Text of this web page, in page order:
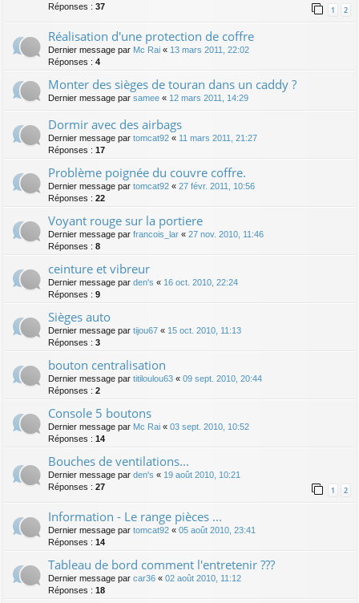
Réponses : 37 1 2
Réalisation d'une protection de coffre
Dernier message par Mc Rai « 13 mars 2011, 22:02
Réponses : 4
Monter des sièges de touran dans un caddy ?
Dernier message par samee « 12 mars 2011, 14:29
Dormir avec des airbags
Dernier message par tomcat92 « 11 mars 2011, 21:27
Réponses : 17
Problème poignée du couvre coffre.
Dernier message par tomcat92 « 27 févr. 2011, 10:56
Réponses : 22
Voyant rouge sur la portiere
Dernier message par francois_lar « 27 nov. 2010, 11:46
Réponses : 8
ceinture et vibreur
Dernier message par den's « 16 oct. 2010, 22:24
Réponses : 9
Sièges auto
Dernier message par tijou67 « 15 oct. 2010, 11:13
Réponses : 3
bouton centralisation
Dernier message par titiloulou63 « 09 sept. 2010, 20:44
Réponses : 2
Console 5 boutons
Dernier message par Mc Rai « 03 sept. 2010, 10:52
Réponses : 14
Bouches de ventilations...
Dernier message par den's « 19 août 2010, 10:21
Réponses : 27 1 2
Information - Le range pièces ...
Dernier message par tomcat92 « 05 août 2010, 23:41
Réponses : 14
Tableau de bord comment l'entretenir ???
Dernier message par car36 « 02 août 2010, 11:12
Réponses : 18